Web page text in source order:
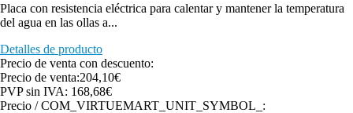
Placa con resistencia eléctrica para calentar y mantener la temperatura
del agua en las ollas a...
Detalles de producto
Precio de venta con descuento:
Precio de venta:204,10€
PVP sin IVA: 168,68€
Precio / COM_VIRTUEMART_UNIT_SYMBOL_: